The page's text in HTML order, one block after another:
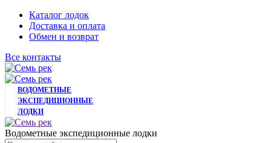
Каталог лодок
Доставка и оплата
Обмен и возврат
Все контакты
ВОДОМЕТНЫЕ
ЭКСПЕДИЦИОННЫЕ
ЛОДКИ
Водометные экспедиционные лодки